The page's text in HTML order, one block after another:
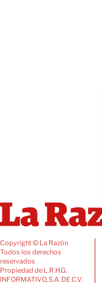
Copyright © La Razón
Todos los derechos
reservados
Propiedad de L.R.H.G.
INFORMATIVO, S.A. DE C.V.